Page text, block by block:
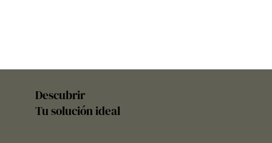
Descubrir
Tu solución ideal